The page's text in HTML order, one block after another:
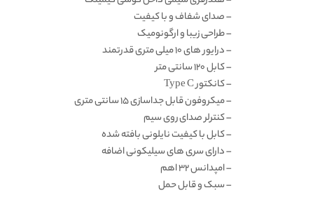
– صدای شفاف و با کیفیت
– طراحی زیبا و ارگونومیک
– درایور های ۱۰ میلی متری قدرتمند
– کابل ۱۲۰ سانتی متر
– کانکتور Type C
– میکروفون قابل جداسازی ۱۵ سانتی متری
– کنترلر صدای روی سیم
– کابل با کیفیت نایلونی بافته شده
– دارای سری های سیلیکونی اضافه
– امپدانس ۳۲ اهم
– سبک و قابل حمل